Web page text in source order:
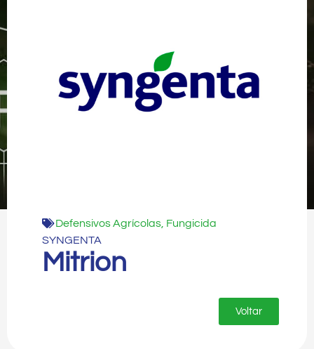
Defensivos Agrícolas Fungicida
SYNGENTA
Mitrion
Voltar